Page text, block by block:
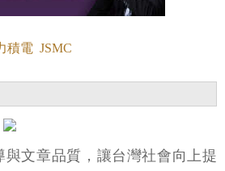
積電 JSMC
文章品質，讓台灣社會向上提